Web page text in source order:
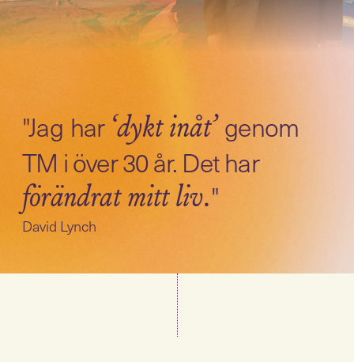
"Jag har ‘dykt inåt’genom
TM i över 30 år. Det har
förändrat mitt liv."
David Lynch